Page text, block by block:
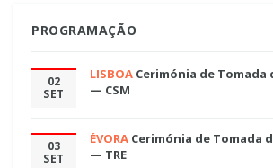
PROGRAMAÇÃO
02
SET
LISBOA Cerimónia de Tomada
— CSM
03
SET
ÉVORA Cerimónia de Tomada
— TRE